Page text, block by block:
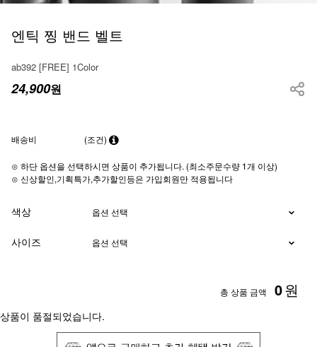
엔틱 찡 밴드 벨트
ab392 [FREE] 1Color
24,900원
배송비 (조건)
⊙ 하단 옵션을 선택하시면 상품이 추가됩니다. (최소주문수량 1개 이상)
⊙ 신상할인,기획특가,추가할인등은 가입회원만 적용됩니다
색상
사이즈
총 상품 금액 0원
상품이 품절되었습니다.